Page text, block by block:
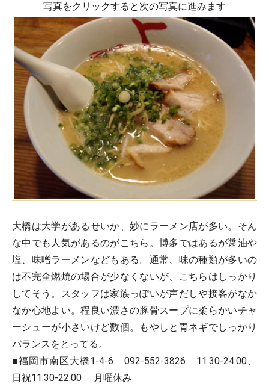
写真をクリックすると次の写真に進みます
大橋は大学があるせいか、妙にラーメン店が多い。そん
な中でも人気があるのがこちら。博多ではあるが醤油や
塩、味噌ラーメンなどもある。通常、味の種類が多いの
は不完全燃焼の場合が少なくないが、こちらはしっかり
してそう。スタッフは家族っぽいが声だしや接客がなか
なか心地よい。程良い濃さの豚骨スープに柔らかいチャ
ーシューが小さいけど数個。もやしと青ネギでしっかり
バランスをとってる。
■福岡市南区大橋1-4-6 092-552-3826 11:30-24:00、
日祝11:30-22:00 月曜休み